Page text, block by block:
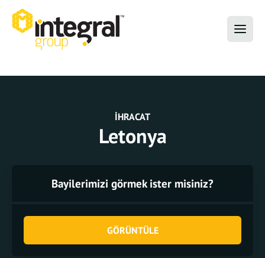
İHRACAT
Letonya
Bayilerimizi görmek ister misiniz?
GÖRÜNTÜLE